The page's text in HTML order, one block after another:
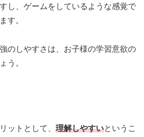
し、ゲームをしているような感覚で
す。
のしやすさは、お子様の学習意欲の
う。
ットとして、 理解しやすいというこ